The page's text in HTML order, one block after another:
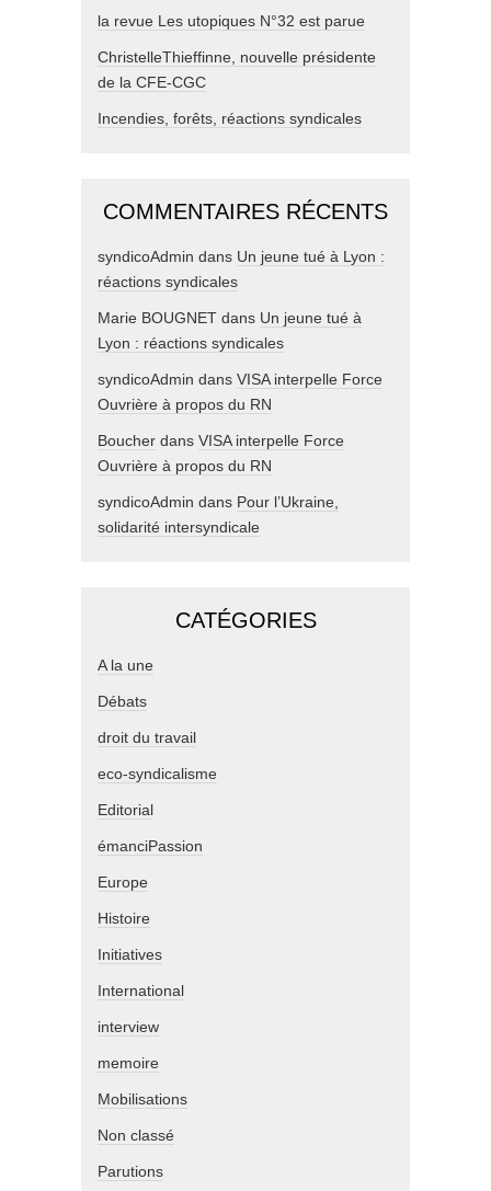
la revue Les utopiques N°32 est parue
ChristelleThieffinne, nouvelle présidente
de la CFE-CGC
Incendies, forêts, réactions syndicales
COMMENTAIRES RÉCENTS
syndicoAdmin dans Un jeune tué à Lyon :
réactions syndicales
Marie BOUGNET dans Un jeune tué à
Lyon : réactions syndicales
syndicoAdmin dans VISA interpelle Force
Ouvrière à propos du RN
Boucher dans VISA interpelle Force
Ouvrière à propos du RN
syndicoAdmin dans Pour l’Ukraine,
solidarité intersyndicale
CATÉGORIES
A la une
Débats
droit du travail
eco-syndicalisme
Editorial
émanciPassion
Europe
Histoire
Initiatives
International
interview
memoire
Mobilisations
Non classé
Parutions